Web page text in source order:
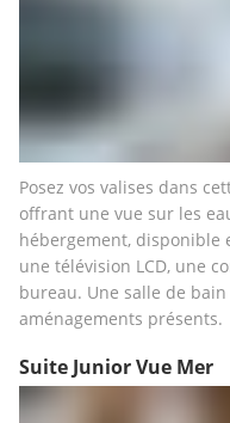
Posez vos valises dans
offrant une vue sur les
hébergement,
une télévision LCD, une
bureau. Une salle de
aménagements présents.
Suite Junior Vue Mer